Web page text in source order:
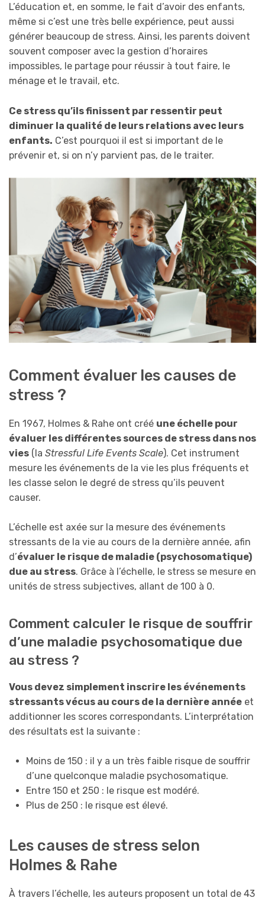
L’éducation et, en somme, le fait d’avoir des enfants,
même si c’est une très belle expérience, peut aussi
générer beaucoup de stress. Ainsi, les parents doivent
souvent composer avec la gestion d’horaires
impossibles, le partage pour réussir à tout faire, le
ménage et le travail, etc.
Ce stress qu’ils finissent par ressentir peut
diminuer la qualité de leurs relations avec leurs
enfants. C’est pourquoi il est si important de le
prévenir et, si on n’y parvient pas, de le traiter.
Comment évaluer les causes de
stress ?
En 1967, Holmes & Rahe ont créé une échelle pour
évaluer les différentes sources de stress dans nos
vies (la Stressful Life Events Scale). Cet instrument
mesure les événements de la vie les plus fréquents et
les classe selon le degré de stress qu’ils peuvent
causer.
L’échelle est axée sur la mesure des événements
stressants de la vie au cours de la dernière année, afin
d’évaluer le risque de maladie (psychosomatique)
due au stress. Grâce à l’échelle, le stress se mesure en
unités de stress subjectives, allant de 100 à 0.
Comment calculer le risque de souffrir
d’une maladie psychosomatique due
au stress ?
Vous devez simplement inscrire les événements
stressants vécus au cours de la dernière année et
additionner les scores correspondants. L’interprétation
des résultats est la suivante :
Moins de 150 : il y a un très faible risque de souffrir
d’une quelconque maladie psychosomatique.
Entre 150 et 250 : le risque est modéré.
Plus de 250 : le risque est élevé.
Les causes de stress selon
Holmes & Rahe
À travers l’échelle, les auteurs proposent un total de 43